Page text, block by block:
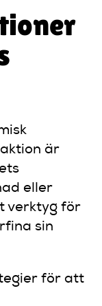
är
eller
verktyg för
sin
för att